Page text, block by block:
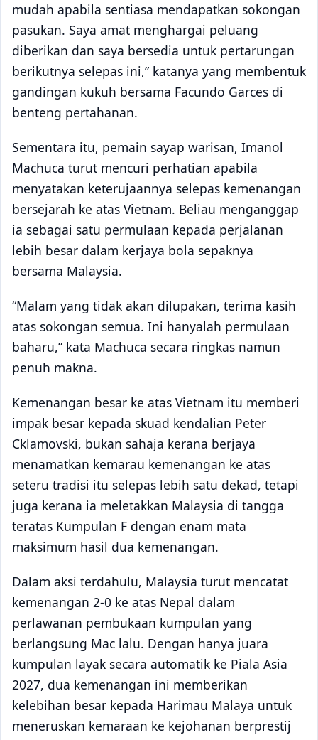
mudah apabila sentiasa mendapatkan sokongan
pasukan. Saya amat menghargai peluang
diberikan dan saya bersedia untuk pertarungan
berikutnya selepas ini,” katanya yang membentuk
gandingan kukuh bersama Facundo Garces di
benteng pertahanan.
Sementara itu, pemain sayap warisan, Imanol
Machuca turut mencuri perhatian apabila
menyatakan keterujaannya selepas kemenangan
bersejarah ke atas Vietnam. Beliau menganggap
ia sebagai satu permulaan kepada perjalanan
lebih besar dalam kerjaya bola sepaknya
bersama Malaysia.
“Malam yang tidak akan dilupakan, terima kasih
atas sokongan semua. Ini hanyalah permulaan
baharu,” kata Machuca secara ringkas namun
penuh makna.
Kemenangan besar ke atas Vietnam itu memberi
impak besar kepada skuad kendalian Peter
Cklamovski, bukan sahaja kerana berjaya
menamatkan kemarau kemenangan ke atas
seteru tradisi itu selepas lebih satu dekad, tetapi
juga kerana ia meletakkan Malaysia di tangga
teratas Kumpulan F dengan enam mata
maksimum hasil dua kemenangan.
Dalam aksi terdahulu, Malaysia turut mencatat
kemenangan 2-0 ke atas Nepal dalam
perlawanan pembukaan kumpulan yang
berlangsung Mac lalu. Dengan hanya juara
kumpulan layak secara automatik ke Piala Asia
2027, dua kemenangan ini memberikan
kelebihan besar kepada Harimau Malaya untuk
meneruskan kemaraan ke kejohanan berprestij